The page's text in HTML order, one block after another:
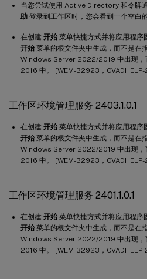
当您尝试使用 Active Directory 和令牌
助 登录到工作区时，您会看到一个空白
在创建 开始 菜单快捷方式并将应用程序
开始 菜单的根文件夹中生成，而不是在
Windows Server 2022/2019 中出现
2016 中。 [WEM-32923，
工作区环境管理服务 2403.1.0.1
在创建 开始 菜单快捷方式并将应用程序
开始 菜单的根文件夹中生成，而不是在
Windows Server 2022/2019 中出现
2016 中。 [WEM-32923，
工作区环境管理服务 2401.1.0.1
在创建 开始 菜单快捷方式并将应用程序
开始 菜单的根文件夹中生成，而不是在
Windows Server 2022/2019 中出现
2016 中。 [WEM-32923，
工作区环境管理服务 2006.2.0.1
工作区环境管理服务 2006.1.0.1
工作区环境管理服务 2005.1.0.1
工作区环境管理服务 2004.1.0.1
工作区环境管理服务 2002.1.0.1
工作区环境管理服务 1911.1.0.1
工作区环境管理服务 1910.1.0.1
工作区环境管理服务 1908.1.0.1
工作区环境管理服务 1907.1.0.1
工作区环境管理服务 1906
工作区环境管理服务 1904
工作区环境管理服务 1812.1.0.1